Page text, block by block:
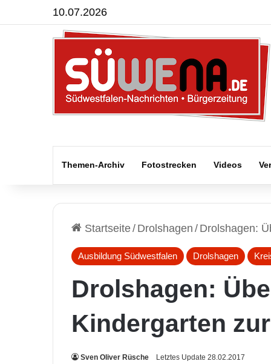
10.07.2026
Themen-Archiv Fotostrecken Videos
Startseite/ Drolshagen / Drolshagen:
Ausbildung Südwestfalen Drolshagen
Drolshagen:
Kindergarten
Sven Oliver Rüsche Letztes Update 28.02.2017